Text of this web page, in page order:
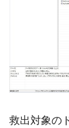
救出対象の